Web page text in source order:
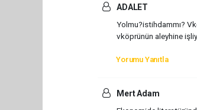
ADALET
Yolmu?istihdammı?
vköprünün aleyhine
Yorumu Yanıtla
Mert Adam